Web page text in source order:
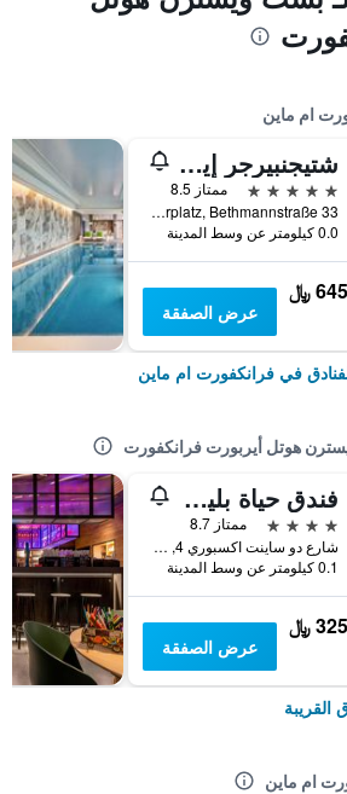
ام ماين
شتيجنبيرجر إيكون فرانكفورتر هوف
5 نجوم
ممتاز 8.5
Am Kaiserplatz, Bethmannstraße 33, فرانكفورت ام ماين, هسه, ألمانيا
0.0 كيلومتر عن وسط المدينة
645 ﷼
عرض الصفقة
في فرانكفورت ام ماين
هوتل أيربورت فرانكفورت
فندق حياة بليس فرانكفورت إيربورت
4 نجوم
ممتاز 8.7
شارع دو ساينت اكسبوري 4, فرانكفورت ام ماين, هسه, ألمانيا
0.1 كيلومتر عن وسط المدينة
325 ﷼
عرض الصفقة
القريبة
ام ماين